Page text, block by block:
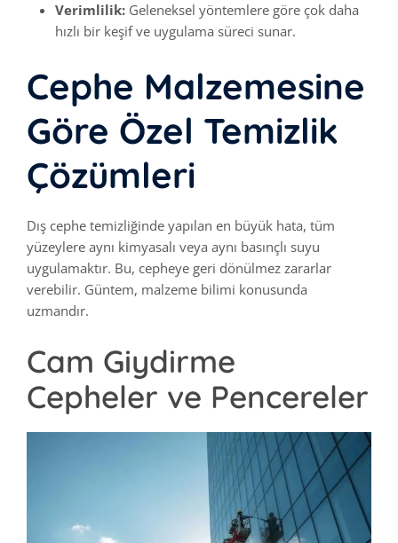
Verimlilik: Geleneksel yöntemlere göre çok daha
hızlı bir keşif ve uygulama süreci sunar.
Cephe Malzemesine
Göre Özel Temizlik
Çözümleri
Dış cephe temizliğinde yapılan en büyük hata, tüm
yüzeylere aynı kimyasalı veya aynı basınçlı suyu
uygulamaktır. Bu, cepheye geri dönülmez zararlar
verebilir. Güntem, malzeme bilimi konusunda
uzmandır.
Cam Giydirme
Cepheler ve Pencereler